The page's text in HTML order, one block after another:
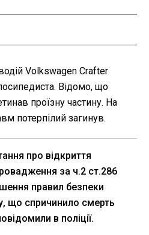
Volkswagen Crafter
Відомо, що
проїзну частину. На
потерпілий загинув.
про відкриття
за ч.2 ст.286
правил безпеки
що спричинило смерть
в поліції.